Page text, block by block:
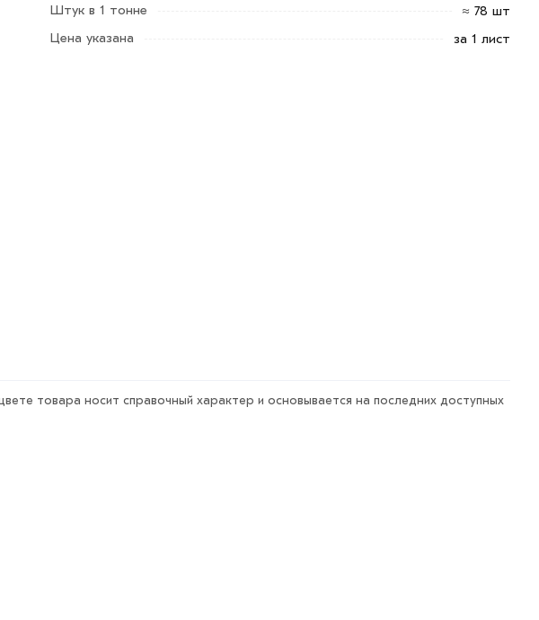
купленного товарa в течение 7 дней (наличие чека обязательно).
Штук в 1 тонне
≈ 78 шт
Цена указана
за 1 лист
товара носит справочный характер и основывается на последних доступных